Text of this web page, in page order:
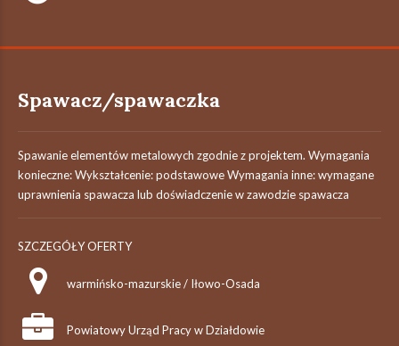
Spawacz/spawaczka
Spawanie elementów metalowych zgodnie z projektem. Wymagania
konieczne: Wykształcenie: podstawowe Wymagania inne: wymagane
uprawnienia spawacza lub doświadczenie w zawodzie spawacza
SZCZEGÓŁY OFERTY
warmińsko-mazurskie / Iłowo-Osada
Powiatowy Urząd Pracy w Działdowie